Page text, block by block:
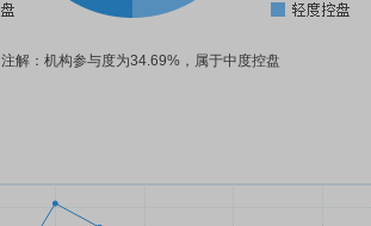
注解：机构参与度为34.69%，属于中度控盘